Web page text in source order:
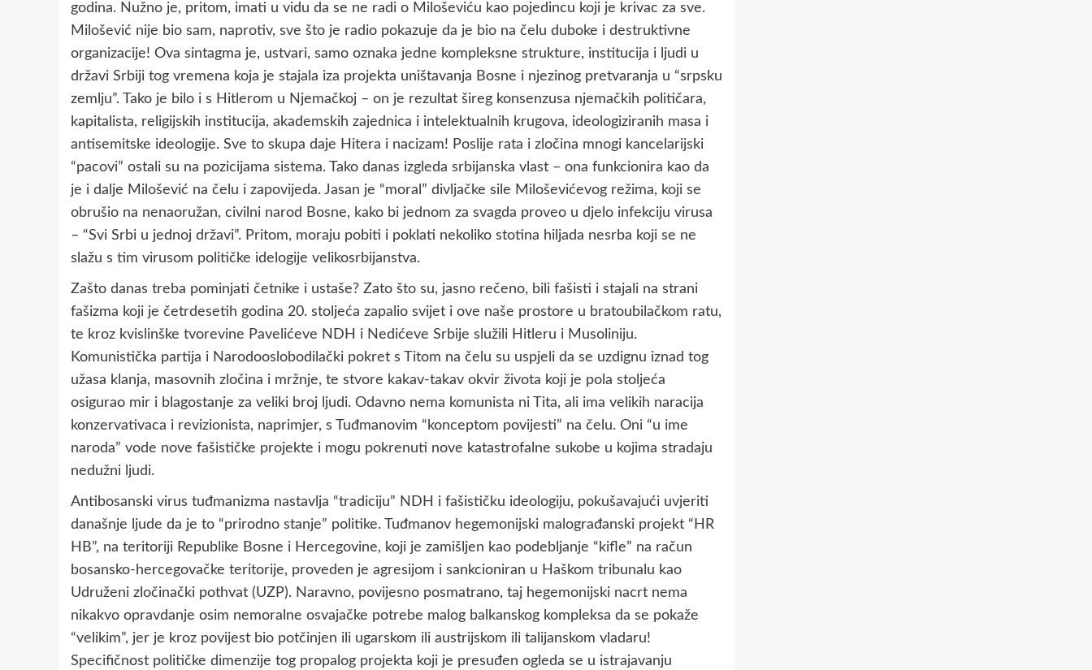
godina. Nužno je, pritom, imati u vidu da se ne radi o Miloševiću kao pojedincu koji je krivac za sve.
Milošević nije bio sam, naprotiv, sve što je radio pokazuje da je bio na čelu duboke i destruktivne
organizacije! Ova sintagma je, ustvari, samo oznaka jedne kompleksne strukture, institucija i ljudi u
državi Srbiji tog vremena koja je stajala iza projekta uništavanja Bosne i njezinog pretvaranja u “srpsku
zemlju”. Tako je bilo i s Hitlerom u Njemačkoj – on je rezultat šireg konsenzusa njemačkih političara,
kapitalista, religijskih institucija, akademskih zajednica i intelektualnih krugova, ideologiziranih masa i
antisemitske ideologije. Sve to skupa daje Hitera i nacizam! Poslije rata i zločina mnogi kancelarijski
“pacovi” ostali su na pozicijama sistema. Tako danas izgleda srbijanska vlast – ona funkcionira kao da
je i dalje Milošević na čelu i zapovijeda. Jasan je “moral” divljačke sile Miloševićevog režima, koji se
obrušio na nenaoružan, civilni narod Bosne, kako bi jednom za svagda proveo u djelo infekciju virusa
– “Svi Srbi u jednoj državi”. Pritom, moraju pobiti i poklati nekoliko stotina hiljada nesrba koji se ne
slažu s tim virusom političke idelogije velikosrbijanstva.
Zašto danas treba pominjati četnike i ustaše? Zato što su, jasno rečeno, bili fašisti i stajali na strani
fašizma koji je četrdesetih godina 20. stoljeća zapalio svijet i ove naše prostore u bratoubilačkom ratu,
te kroz kvislinške tvorevine Pavelićeve NDH i Nedićeve Srbije služili Hitleru i Musoliniju.
Komunistička partija i Narodooslobodilački pokret s Titom na čelu su uspjeli da se uzdignu iznad tog
užasa klanja, masovnih zločina i mržnje, te stvore kakav-takav okvir života koji je pola stoljeća
osigurao mir i blagostanje za veliki broj ljudi. Odavno nema komunista ni Tita, ali ima velikih naracija
konzervativaca i revizionista, naprimjer, s Tuđmanovim “konceptom povijesti” na čelu. Oni “u ime
naroda” vode nove fašističke projekte i mogu pokrenuti nove katastrofalne sukobe u kojima stradaju
nedužni ljudi.
Antibosanski virus tuđmanizma nastavlja “tradiciju” NDH i fašističku ideologiju, pokušavajući uvjeriti
današnje ljude da je to “prirodno stanje” politike. Tuđmanov hegemonijski malograđanski projekt “HR
HB”, na teritoriji Republike Bosne i Hercegovine, koji je zamišljen kao podebljanje “kifle” na račun
bosansko-hercegovačke teritorije, proveden je agresijom i sankcioniran u Haškom tribunalu kao
Udruženi zločinački pothvat (UZP). Naravno, povijesno posmatrano, taj hegemonijski nacrt nema
nikakvo opravdanje osim nemoralne osvajačke potrebe malog balkanskog kompleksa da se pokaže
“velikim”, jer je kroz povijest bio potčinjen ili ugarskom ili austrijskom ili talijanskom vladaru!
Specifičnost političke dimenzije tog propalog projekta koji je presuđen ogleda se u istrajavanju